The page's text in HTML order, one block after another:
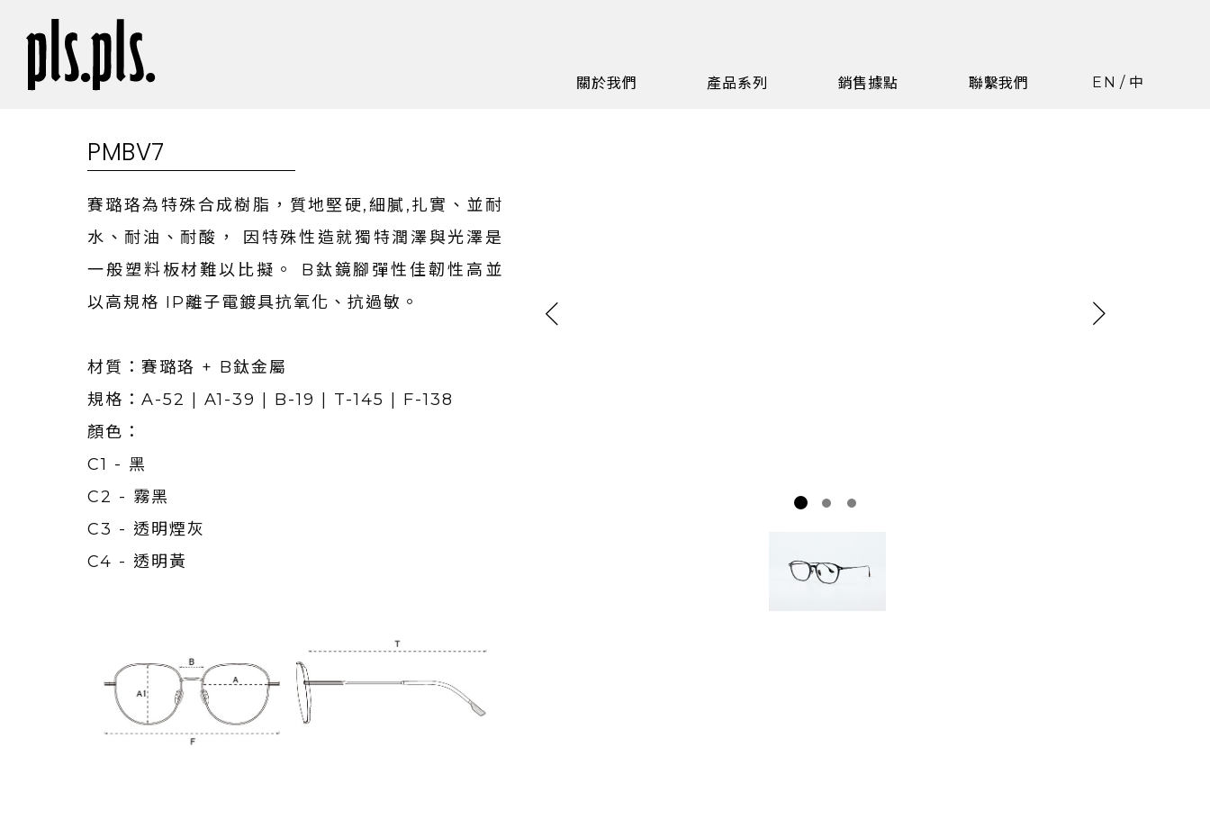
關於我們 產品系列 銷售據點 聯繫我們 EN / 中
PMBV7
賽璐珞為特殊合成樹脂，質地堅硬,細膩,扎實、並耐
水、耐油、耐酸， 因特殊性造就獨特潤澤與光澤是
一般塑料板材難以比擬。 B鈦鏡腳彈性佳韌性高並
以高規格 IP離子電鍍具抗氧化、抗過敏。
材質：賽璐珞 + B鈦金屬
規格：A-52 | A1-39 | B-19 | T-145 | F-138
顏色：
C1 - 黑
C2 - 霧黑
C3 - 透明煙灰
C4 - 透明黃